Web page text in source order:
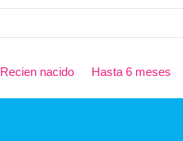
Recien nacido Hasta 6 meses